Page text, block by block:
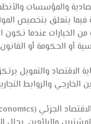
والمؤسسات
فيما يتعلق بتخصيص
الخيارات عندما تكون
أو الحكومة أو القانون
الاقتصاد والتمويل
الخارجي والروابط